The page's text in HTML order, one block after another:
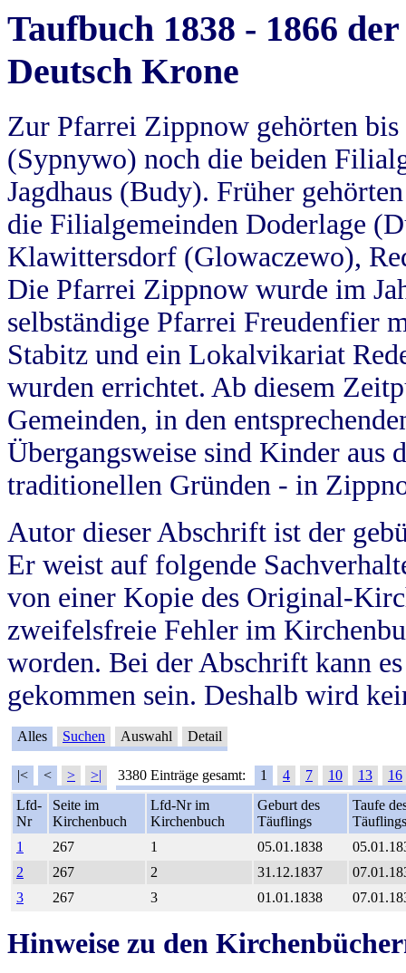
Taufbuch 1838 - 1866
Deutsch Krone
Zur Pfarrei Zippnow gehörten
(Sypnywo) noch die beiden
Jagdhaus (Budy). Früher
die Filialgemeinden Doderlage
Klawittersdorf (Glowaczewo),
Die Pfarrei Zippnow wurde im
selbständige Pfarrei Freudenfier
Stabitz und ein Lokalvikariat
wurden errichtet. Ab diesem
Gemeinden, in den
Übergangsweise sind Kinder aus
traditionellen Gründen - in
Autor dieser Abschrift ist der
Er weist auf folgende
von einer Kopie des Original-
zweifelsfreie Fehler im
worden. Bei der Abschrift kann
gekommen sein. Deshalb wird
Alles Suchen Auswahl Detail
|< < > >| 3380 Einträge gesamt: 1 4 7 10 13
16
Lfd-
Nr
Seite im
Kirchenbuch
Lfd-Nr im
Kirchenbuch
Geburt des
Täuflings
Taufe
Täuflings
1
267 1 05.01.1838
2
267 2 31.12.1837
3
267 3 01.01.1838
Hinweise zu den